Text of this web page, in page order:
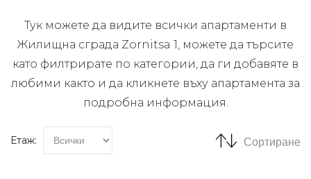
Тук можете да видите всички апартаменти в
Жилищна сграда Zornitsa 1, можете да търсите
като филтрирате по категории, да ги добавяте в
любими както и да кликнете въху апартамента за
подробна информация.
Етаж: Сортиране